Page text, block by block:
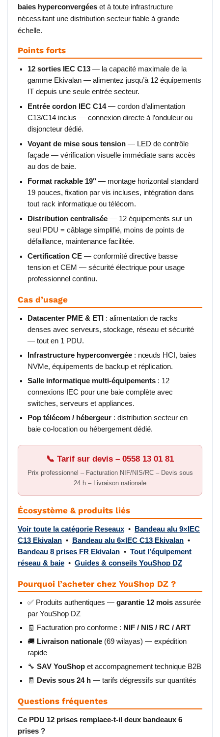
baies hyperconvergées et à toute infrastructure
nécessitant une distribution secteur fiable à grande
échelle.
Points forts
12 sorties IEC C13 — la capacité maximale de la
gamme Ekivalan — alimentez jusqu’à 12 équipements
IT depuis une seule entrée secteur.
Entrée cordon IEC C14— cordon d’alimentation
C13/C14 inclus — connexion directe à l’onduleur ou
disjoncteur dédié.
Voyant de mise sous tension — LED de contrôle
façade — vérification visuelle immédiate sans accès
au dos de baie.
Format rackable 19″ — montage horizontal standard
19 pouces, fixation par vis incluses, intégration dans
tout rack informatique ou télécom.
Distribution centralisée — 12 équipements sur un
seul PDU = câblage simplifié, moins de points de
défaillance, maintenance facilitée.
Certification CE — conformité directive basse
tension et CEM — sécurité électrique pour usage
professionnel continu.
Cas d’usage
Datacenter PME & ETI : alimentation de racks
denses avec serveurs, stockage, réseau et sécurité
— tout en 1 PDU.
Infrastructure hyperconvergée : nœuds HCI, baies
NVMe, équipements de backup et réplication.
Salle informatique multi-équipements : 12
connexions IEC pour une baie complète avec
switches, serveurs et appliances.
Pop télécom / hébergeur : distribution secteur en
baie co-location ou hébergement dédié.
📞 Tarif sur devis – 0558 13 01 81
Prix professionnel – Facturation NIF/NIS/RC – Devis sous
24 h – Livraison nationale
Écosystème & produits liés
Voir toute la catégorie Reseaux •
Bandeau alu 9×IEC
C13 Ekivalan • Bandeau alu 6×IEC C13 Ekivalan •
Bandeau 8 prises FR Ekivalan • Tout l’équipement
réseau & baie • Guides & conseils YouShop DZ
Pourquoi l’acheter chez YouShop DZ ?
✅ Produits authentiques — garantie 12 mois assurée
par YouShop DZ
🧾 Facturation pro conforme : NIF / NIS / RC / ART
🚚 Livraison nationale (69 wilayas) — expédition
rapide
🔧 SAV YouShop et accompagnement technique B2B
🧾
Devis sous 24 h — tarifs dégressifs sur quantités
Questions fréquentes
Ce PDU 12 prises remplace-t-il deux bandeaux 6
prises ?